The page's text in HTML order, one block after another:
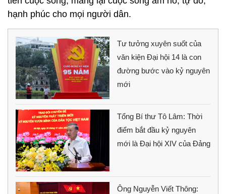
hạnh phúc cho mọi người dân.
Tư tưởng xuyên suốt của
văn kiện Đại hội 14 là con
đường bước vào kỷ nguyên
mới
Tổng Bí thư Tô Lâm: Thời
điểm bắt đầu kỷ nguyên
mới là Đại hội XIV của Đảng
Ông Nguyễn Viết Thông: